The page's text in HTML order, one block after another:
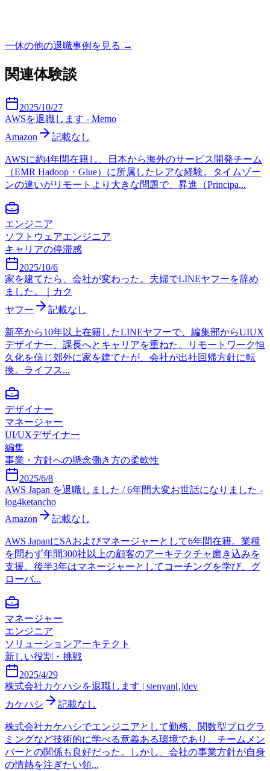
一休の他の退職事例を見る →
関連体験談
2025/10/27
AWSを退職します - Memo
Amazon
記載なし
AWSに約4年間在籍し、日本から海外のサービス開発チーム
（EMR Hadoop・Glue）に所属したレアな経験。タイムゾー
ンの違いがリモートより大きな問題で、昇進（Principa...
エンジニア
ソフトウェアエンジニア
キャリアの停滞感
2025/10/6
家を建てたら、会社が変わった。夫婦でLINEヤフーを辞め
ました。｜カク
ヤフー
記載なし
新卒から10年以上在籍したLINEヤフーで、編集部からUIUX
デザイナー、課長へとキャリアを重ねた。リモートワーク恒
久化を信じ郊外に家を建てたが、会社が出社回帰方針に転
換。ライフス...
デザイナー
マネージャー
UI/UXデザイナー
編集
事業・方針への懸念働き方の柔軟性
2025/6/8
AWS Japan を退職しました / 6年間大変お世話になりました -
log4ketancho
Amazon
記載なし
AWS JapanにSAおよびマネージャーとして6年間在籍。業種
を問わず年間300社以上の顧客のアーキテクチャ磨き込みを
支援。後半3年はマネージャーとしてコーチングを学び、グ
ローバ...
マネージャー
エンジニア
ソリューションアーキテクト
新しい役割・挑戦
2025/4/29
株式会社カケハシを退職します | stenyan[.]dev
カケハシ
記載なし
株式会社カケハシでエンジニアとして勤務。関数型プログラ
ミングなど技術的に学べる意義ある環境であり、チームメン
バーとの関係も良好だった。しかし、会社の事業方針が自身
の情熱を注ぎたい領...